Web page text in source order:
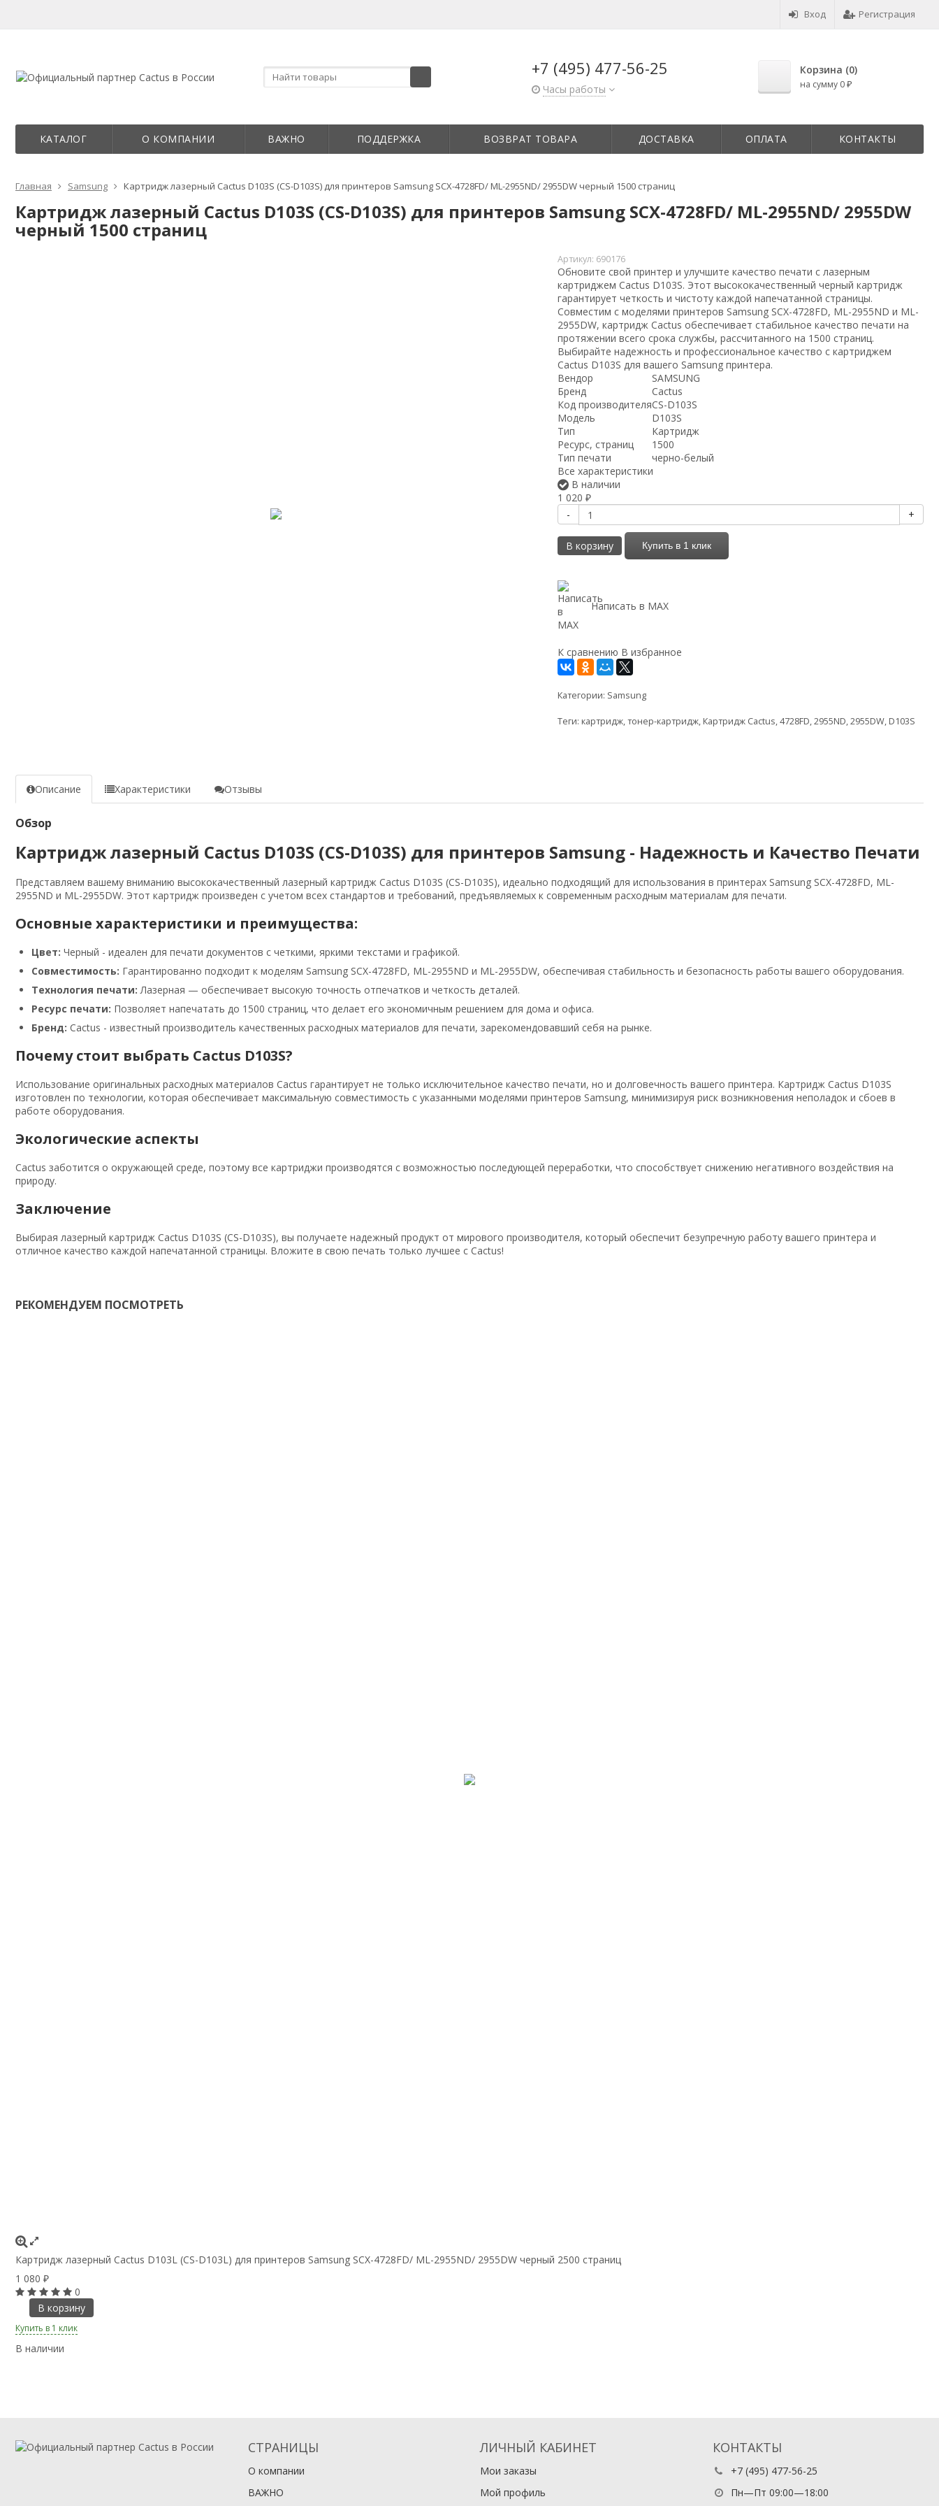
Вход Регистрация
+7 (495) 477-56-25
Часы работы
Корзина (0)
на сумму 0 ₽
КАТАЛОГ О КОМПАНИИ ВАЖНО ПОДДЕРЖКА ВОЗВРАТ ТОВАРА ДОСТАВКА ОПЛАТА КОНТАКТЫ
Главная Samsung Картридж лазерный Cactus D103S (CS-D103S) для принтеров Samsung SCX-4728FD/ ML-2955ND/ 2955DW черный 1500 страниц
Картридж лазерный Cactus D103S (CS-D103S) для принтеров Samsung SCX-4728FD/ ML-2955ND/ 2955DW
черный 1500 страниц
Артикул: 690176
Обновите свой принтер и улучшите качество печати с лазерным
картриджем Cactus D103S. Этот высококачественный черный картридж
гарантирует четкость и чистоту каждой напечатанной страницы.
Совместим с моделями принтеров Samsung SCX-4728FD, ML-2955ND и ML-
2955DW, картридж Cactus обеспечивает стабильное качество печати на
протяжении всего срока службы, рассчитанного на 1500 страниц.
Выбирайте надежность и профессиональное качество с картриджем
Cactus D103S для вашего Samsung принтера.
Вендор
SAMSUNG
Бренд
Cactus
Код производителяCS-D103S
Модель
D103S
Тип
Картридж
Ресурс, страниц
1500
Тип печати
черно-белый
Все характеристики
В наличии
1 020 ₽
- +
В корзину Купить в 1 клик
Написать в MAX
К сравнению В избранное
Категории: Samsung
Теги: картридж,тонер-картридж, Картридж Cactus,4728FD,2955ND,2955DW, D103S
Описание Характеристики Отзывы
Обзор
Картридж лазерный Cactus D103S (CS-D103S) для принтеров Samsung - Надежность и Качество Печати
Представляем вашему вниманию высококачественный лазерный картридж Cactus D103S (CS-D103S), идеально подходящий для использования в принтерах Samsung SCX-4728FD, ML-
2955ND и ML-2955DW. Этот картридж произведен с учетом всех стандартов и требований, предъявляемых к современным расходным материалам для печати.
Основные характеристики и преимущества:
Цвет: Черный - идеален для печати документов с четкими, яркими текстами и графикой.
Совместимость: Гарантированно подходит к моделям Samsung SCX-4728FD, ML-2955ND и ML-2955DW, обеспечивая стабильность и безопасность работы вашего оборудования.
Технология печати: Лазерная — обеспечивает высокую точность отпечатков и четкость деталей.
Ресурс печати: Позволяет напечатать до 1500 страниц, что делает его экономичным решением для дома и офиса.
Бренд: Cactus - известный производитель качественных расходных материалов для печати, зарекомендовавший себя на рынке.
Почему стоит выбрать Cactus D103S?
Использование оригинальных расходных материалов Cactus гарантирует не только исключительное качество печати, но и долговечность вашего принтера. Картридж Cactus D103S
изготовлен по технологии, которая обеспечивает максимальную совместимость с указанными моделями принтеров Samsung, минимизируя риск возникновения неполадок и сбоев в
работе оборудования.
Экологические аспекты
Cactus заботится о окружающей среде, поэтому все картриджи производятся с возможностью последующей переработки, что способствует снижению негативного воздействия на
природу.
Заключение
Выбирая лазерный картридж Cactus D103S (CS-D103S), вы получаете надежный продукт от мирового производителя, который обеспечит безупречную работу вашего принтера и
отличное качество каждой напечатанной страницы. Вложите в свою печать только лучшее с Cactus!
РЕКОМЕНДУЕМ ПОСМОТРЕТЬ
Картридж лазерный Cactus D103L (CS-D103L) для принтеров Samsung SCX-4728FD/ ML-2955ND/ 2955DW черный 2500 страниц
1 080 ₽
0
В корзину
Купить в 1 клик
В наличии
СТРАНИЦЫ
О компании
ВАЖНО
ЛИЧНЫЙ КАБИНЕТ
Мои заказы
Мой профиль
КОНТАКТЫ
+7 (495) 477-56-25
Пн—Пт 09:00—18:00